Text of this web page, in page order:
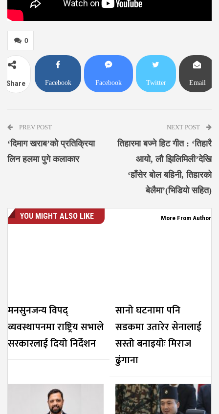
0
Share Facebook Facebook Twitter Email
PREV POST
‘दिमाग खराब’को प्रतिक्रिया
लिन हलमा पुगे कलाकार
NEXT POST
तिहारमा बज्ने हिट गीत : ‘तिहारै
आयो, लौ झिलिमिली’देखि
‘हाँसेर बोल बहिनी, तिहारको
बेलैमा’(भिडियो सहित)
YOU MIGHT ALSO LIKE More From Author
मनसुनजन्य विपद्
व्यवस्थापनमा राष्ट्रिय सभाले
सरकारलाई दियो निर्देशन
सानो घटनामा पनि
सडकमा उतारेर सेनालाई
सस्तो बनाइयोः मिराज
ढुंगाना